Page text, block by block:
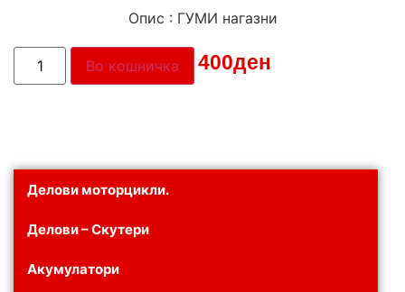
Делови моторцикли.
Делови – Скутери
Акумулатори
Опис : ГУМИ нагазни
Цена: 400ден
Во кошничка